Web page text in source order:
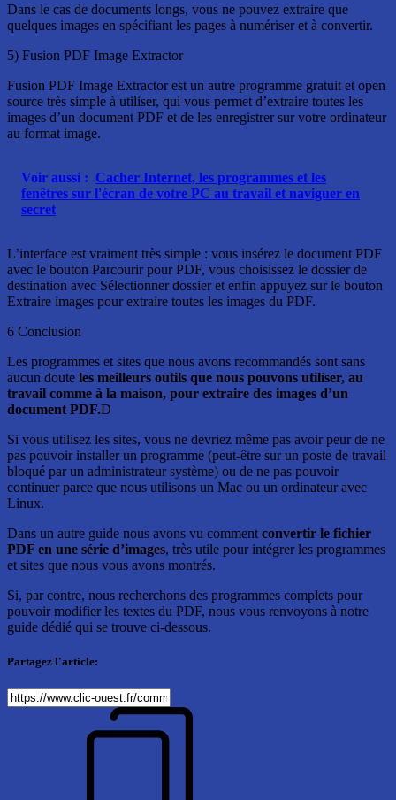
Dans le cas de documents longs, vous ne pouvez extraire que
quelques images en spécifiant les pages à numériser et à convertir.
5) Fusion PDF Image Extractor
Fusion PDF Image Extractor est un autre programme gratuit et open
source très simple à utiliser, qui vous permet d’extraire toutes les
images d’un document PDF et de les enregistrer sur votre ordinateur
au format image.
Voir aussi : Cacher Internet, les programmes et les
fenêtres sur l'écran de votre PC au travail et naviguer en
secret
L’interface est vraiment très simple : vous insérez le document PDF
avec le bouton Parcourir pour PDF, vous choisissez le dossier de
destination avec Sélectionner dossier et enfin appuyez sur le bouton
Extraire images pour extraire toutes les images du PDF.
6 Conclusion
Les programmes et sites que nous avons recommandés sont sans
aucun doute les meilleurs outils que nous pouvons utiliser, au
travail comme à la maison, pour extraire des images d’un
document PDF.D
Si vous utilisez les sites, vous ne devriez même pas avoir peur de ne
pas pouvoir installer un programme (peut-être sur un poste de travail
bloqué par un administrateur système) ou de ne pas pouvoir
continuer parce que nous utilisons un Mac ou un ordinateur avec
Linux.
Dans un autre guide nous avons vu comment convertir le fichier
PDF en une série d’images, très utile pour intégrer les programmes
et sites que nous vous avons montrés.
Si, par contre, nous recherchons des programmes complets pour
pouvoir modifier les textes du PDF, nous vous renvoyons à notre
guide dédié qui se trouve ci-dessous.
Partagez l'article: